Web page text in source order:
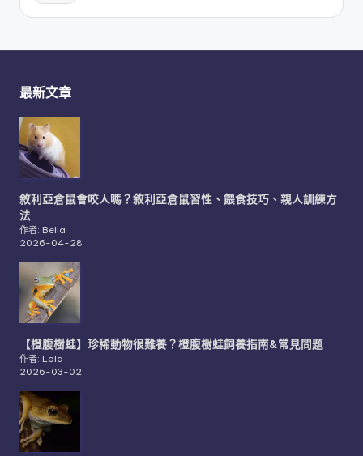
最新文章
敘利亞倉鼠會咬人嗎？敘利亞倉鼠習性、餵食技巧、親人訓練方
法
作者: Bella
2026-04-28
【橙腹樹蛙】珍稀動物很難養？橙腹樹蛙飼養指南&常見問題
作者: Lola
2026-03-02